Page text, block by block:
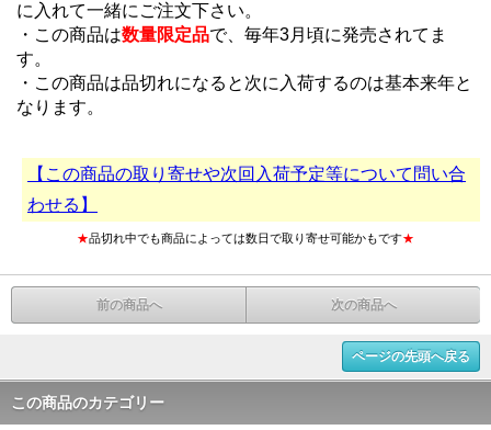
に入れて一緒にご注文下さい。
・この商品は数量限定品で、毎年3月頃に発売されてま
す。
・この商品は品切れになると次に入荷するのは基本来年と
なります。
【この商品の取り寄せや次回入荷予定等について問い合
わせる】
★品切れ中でも商品によっては数日で取り寄せ可能かもです★
前の商品へ 次の商品へ
ページの先頭へ戻る
この商品のカテゴリー